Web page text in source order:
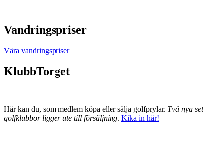
Vandringspriser
Våra vandringspriser
KlubbTorget
Här kan du, som medlem köpa eller sälja golfprylar. Två nya set
golfklubbor ligger ute till försäljning. Kika in här!